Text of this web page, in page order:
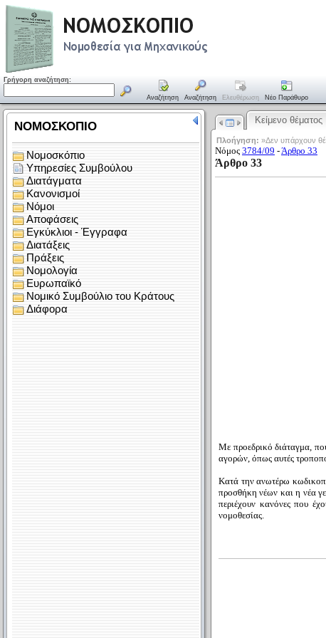
Γρήγορη αναζήτηση:
Αναζήτηση Αναζήτηση Ελευθέρωση Νέο Παράθυρο
Κείμενο θέματος